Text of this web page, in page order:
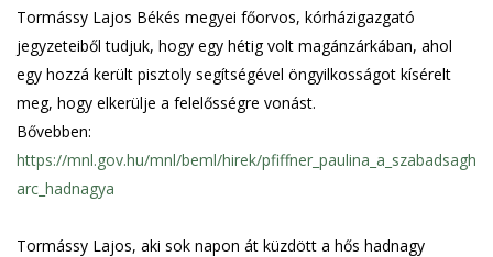
Tormássy Lajos Békés megyei főorvos, kórházigazgató
jegyzeteiből tudjuk, hogy egy hétig volt magánzárkában, ahol
egy hozzá került pisztoly segítségével öngyilkosságot kísérelt
meg, hogy elkerülje a felelősségre vonást.
Bővebben:
https://mnl.gov.hu/mnl/beml/hirek/pfiffner_paulina_a_szabadsagh
arc_hadnagya
Tormássy Lajos, aki sok napon át küzdött a hős hadnagy